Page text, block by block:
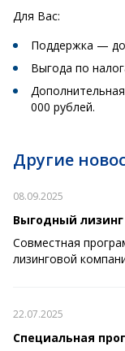
Для Вас:
Поддержка —
Выгода по
000 рублей.
Другие
08.09.2025
Выгодный
Совместная
лизинговой
22.07.2025
Специальная